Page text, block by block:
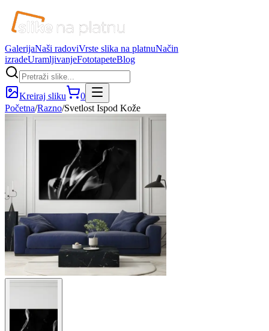
GalerijaNaši radoviVrste slika na platnuNačin
izradeUramljivanjeFototapeteBlog
Kreiraj sliku
0
Početna/Razno/Svetlost Ispod Kože